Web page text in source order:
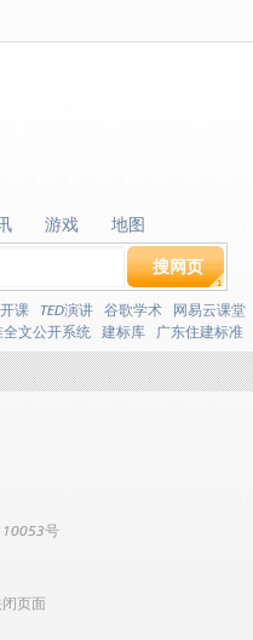
游戏
游戏 地图
地图
搜网页
课 TED演讲 谷歌学术 网易云课堂
全文公开系统 建标库 广东住建标准
号
闭页面